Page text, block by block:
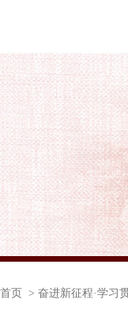
首页 > 奋进新征程·学习